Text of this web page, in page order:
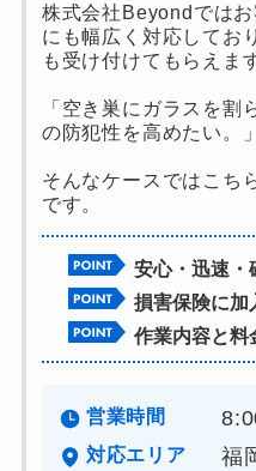
株式会社Beyondでは
にも幅広く対応してお
も受け付けてもらえま
「空き巣にガラスを割
の防犯性を高めたい。」
そんなケースではこち
です。
安心・迅速・
損害保険に加
作業内容と料
営業時間
対応エリア 福